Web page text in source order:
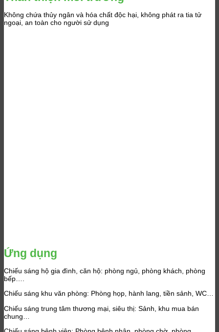
Không chứa thủy ngân và hóa chất độc hại, không phát ra tia tử
ngoại, an toàn cho người sử dụng
Ứng dụng
Chiếu sáng hộ gia đình, căn hộ: phòng ngủ, phòng khách, phòng
bếp….
Chiếu sáng khu văn phòng: Phòng họp, hành lang, tiền sảnh, WC…
Chiếu sáng trung tâm thương mại, siêu thị: Sảnh, khu mua bán
chung…